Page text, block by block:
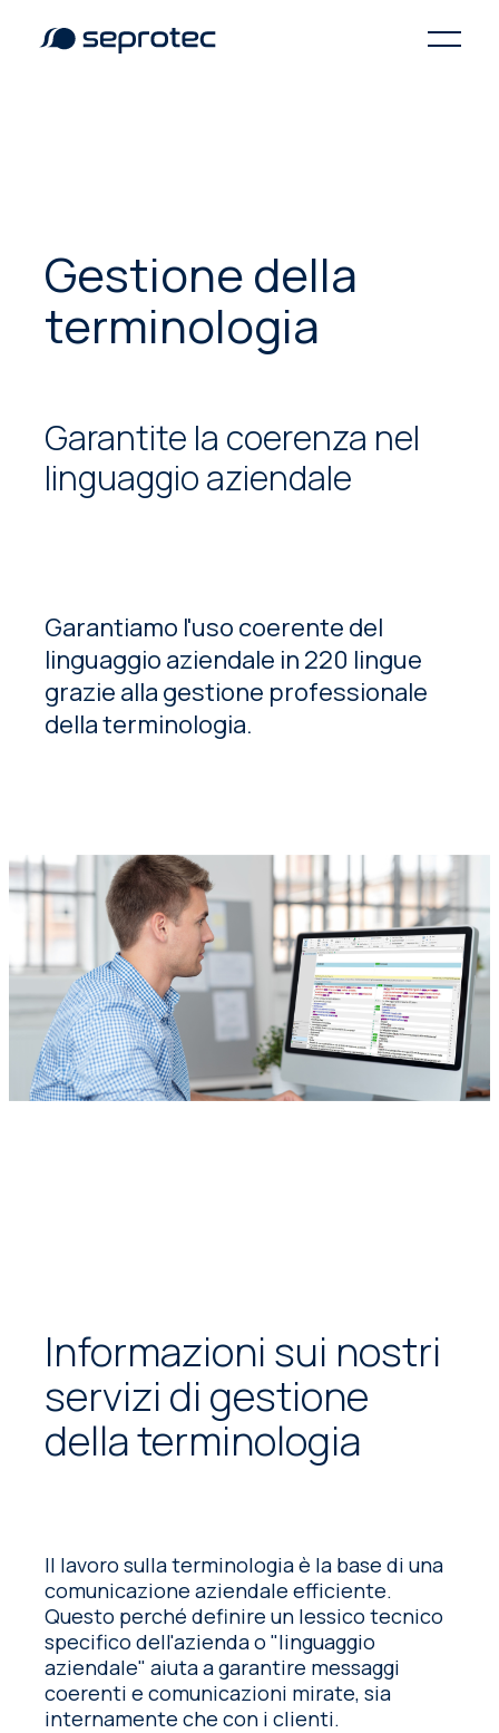
Gestione della
terminologia
Garantite la coerenza nel
linguaggio aziendale
Garantiamo l'uso coerente del
linguaggio aziendale in 220 lingue
grazie alla gestione professionale
della terminologia.
Informazioni sui nostri
servizi di gestione
della terminologia
Il lavoro sulla terminologia è la base di una
comunicazione aziendale efficiente.
Questo perché definire un lessico tecnico
specifico dell'azienda o "linguaggio
aziendale" aiuta a garantire messaggi
coerenti e comunicazioni mirate, sia
internamente che con i clienti.